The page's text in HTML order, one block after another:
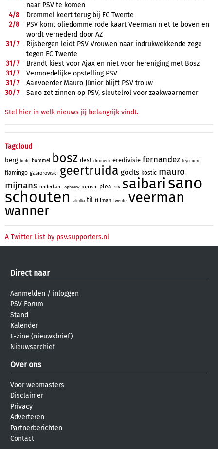
naar PSV te komen
4/8
Drommel keert terug bij FC Twente
2/8
PSV komt oliedomme rode kaart Veerman niet te boven en
wordt vernederd door AZ
31/7
Rijsbergen leidt PSV Vrouwen naar indrukwekkende zege
tegen FC Twente
31/7
Brandt kiest voor Ajax en niet voor hereniging met Bosz
31/7
Vermoedelijke opstelling PSV
31/7
Aanvoerder Mauro Júnior blijft PSV trouw
30/7 Sano zet zinnen op PSV, sleutelrol voor zaakwaarnemer
Stel hier in welk nieuws jij belangrijk vindt.
Tagcloud
berg bodo bommel bosz dest driouech eredivisie fernandez feyenoord
flamingo gasiorowski geertruida godts kostic mauro
mijnans onderkant opbouw perisic plea rcv saibari sano
schouten sildillia til tillman twente veerman
wanner
A Twitter List by psv.supporters.nl
Direct naar
Aanmelden / inloggen
PSV Forum
Stand
Kalender
E-zine (nieuwsbrief)
Nieuwsarchief
Over ons
Voor webmasters
Disclaimer
Privacy
Adverteren
Partnerberichten
Contact